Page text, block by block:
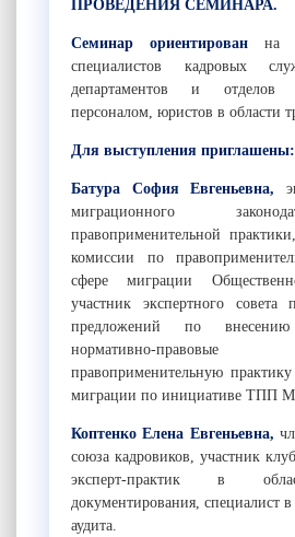
ПРОВЕДЕНИЯ СЕМИНАРА.
Семинар ориентирован на
специалистов кадровых
департаментов и
персоналом, юристов в области
Для выступления приглашены:
Батура София Евгеньевна,
миграционного
правоприменительной
комиссии по
сфере миграции
участник экспертного
предложений по
нормативно-
правоприменительную
миграции по инициативе ТПП
Коптенко Елена Евгеньевна,
союза кадровиков, участник
эксперт-практик в
документирования, специалист в
аудита.